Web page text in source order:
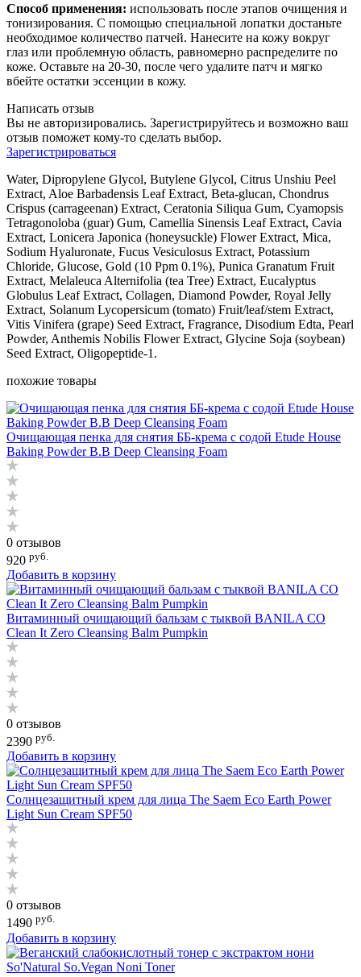
Способ применения: использовать после этапов очищения и
тонизирования. С помощью специальной лопатки достаньте
необходимое количество патчей. Нанесите на кожу вокруг
глаз или проблемную область, равномерно распределите по
коже. Оставьте на 20-30, после чего удалите патч и мягко
вбейте остатки эссенции в кожу.
Написать отзыв
Вы не авторизировались. Зарегистрируйтесь и возможно ваш
отзыв поможет кому-то сделать выбор.
Зарегистрироваться
Water, Dipropylene Glycol, Butylene Glycol, Citrus Unshiu Peel
Extract, Aloe Barbadensis Leaf Extract, Beta-glucan, Chondrus
Crispus (carrageenan) Extract, Ceratonia Siliqua Gum, Cyamopsis
Tetragonoloba (guar) Gum, Camellia Sinensis Leaf Extract, Cavia
Extract, Lonicera Japonica (honeysuckle) Flower Extract, Mica,
Sodium Hyaluronate, Fucus Vesiculosus Extract, Potassium
Chloride, Glucose, Gold (10 Ppm 0.1%), Punica Granatum Fruit
Extract, Melaleuca Alternifolia (tea Tree) Extract, Eucalyptus
Globulus Leaf Extract, Collagen, Diamond Powder, Royal Jelly
Extract, Solanum Lycopersicum (tomato) Fruit/leaf/stem Extract,
Vitis Vinifera (grape) Seed Extract, Fragrance, Disodium Edta, Pearl
Powder, Anthemis Nobilis Flower Extract, Glycine Soja (soybean)
Seed Extract, Oligopeptide-1.
похожие товары
Очищающая пенка для снятия ББ-крема с содой Etude House
Baking Powder B.B Deep Cleansing Foam
0 отзывов
920 руб.
Добавить в корзину
Витаминный очищающий бальзам с тыквой BANILA CO
Clean It Zero Cleansing Balm Pumpkin
0 отзывов
2390 руб.
Добавить в корзину
Солнцезащитный крем для лица The Saem Eco Earth Power
Light Sun Cream SPF50
0 отзывов
1490 руб.
Добавить в корзину